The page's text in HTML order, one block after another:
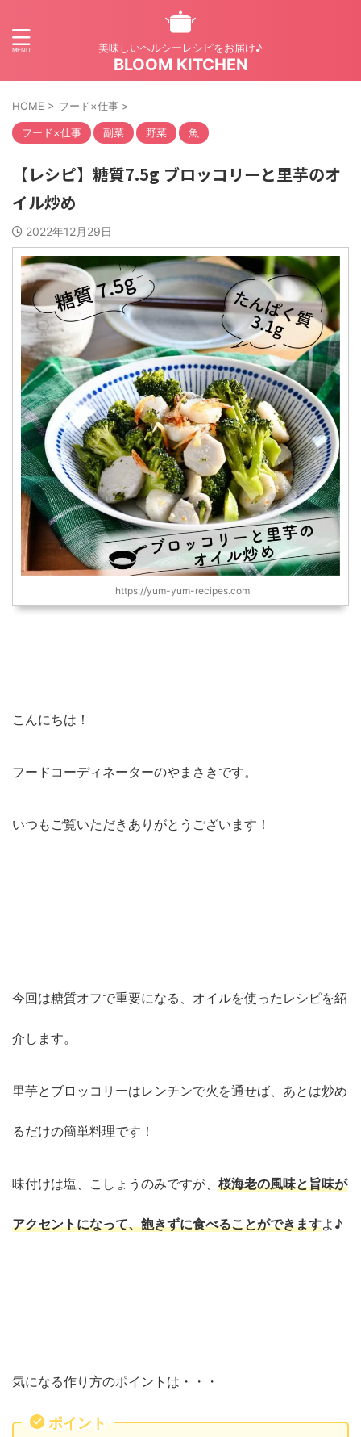
美味しいヘルシーレシピをお届け♪
BLOOM KITCHEN
HOME > フード×仕事 >
フード×仕事 副菜 野菜 魚
【レシピ】糖質7.5g ブロッコリーと里芋のオ
イル炒め
2022年12月29日
https://yum-yum-recipes.com
こんにちは！
フードコーディネーターのやまさきです。
いつもご覧いただきありがとうございます！
今回は糖質オフで重要になる、オイルを使ったレシピを紹
介します。
里芋とブロッコリーはレンチンで火を通せば、あとは炒め
るだけの簡単料理です！
味付けは塩、こしょうのみですが、 桜海老の風味と旨味が
アクセントになって、飽きずに食べることができますよ♪
気になる作り方のポイントは・・・
ポイント